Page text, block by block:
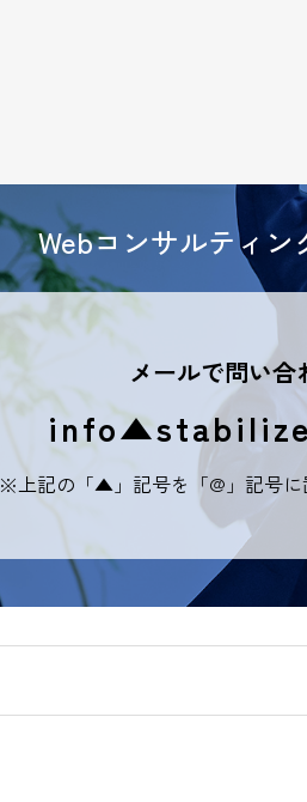
Webコンサルティ
メールで問い合
※上記の「▲」記号を「@」記号に